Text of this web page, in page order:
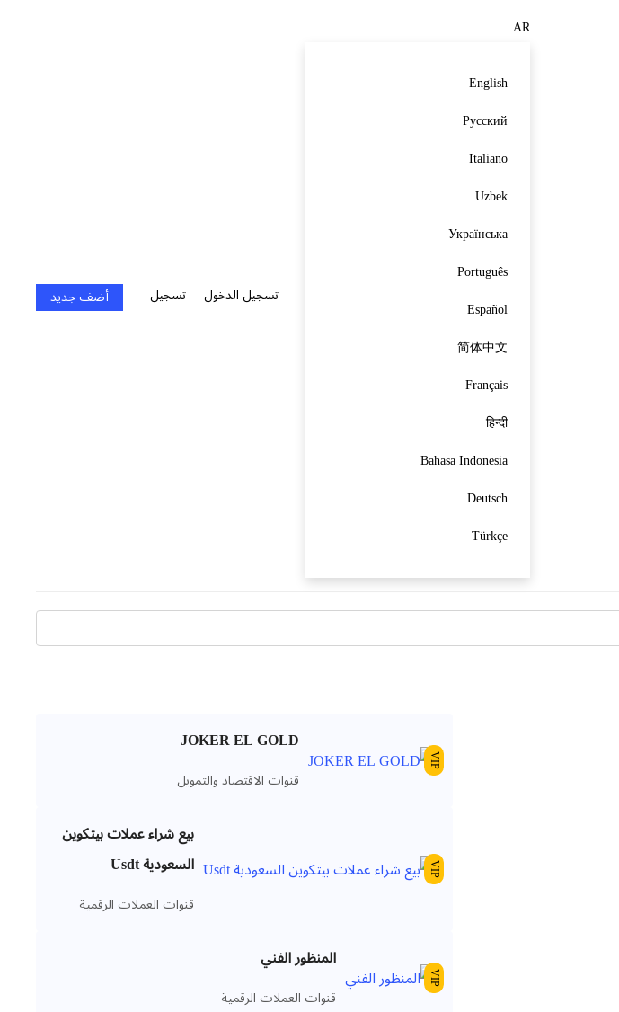
AR
English
Русский
Italiano
Uzbek
Українська
Português
Español
简体中文
Français
हिन्दी
Bahasa Indonesia
Deutsch
Türkçe
تسجيل الدخول تسجيل أضف جديد
VIP
JOKER EL GOLD
قنوات الاقتصاد والتمويل
VIP
بيع شراء عملات بيتكوين
السعودية Usdt
قنوات العملات الرقمية
VIP
المنظور الفني
قنوات العملات الرقمية